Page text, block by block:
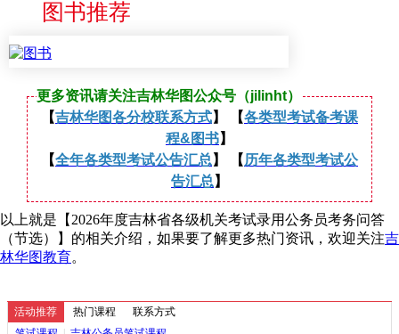
图书推荐
更多资讯请关注吉林华图公众号（jilinht）
【吉林华图各分校联系方式】 【各类型考试备考课
程&图书】
【全年各类型考试公告汇总 】 【 历年各类型考试公
告汇总 】
以上就是【2026年度吉林省各级机关考试录用公务员考务问答
（节选）】的相关介绍，如果要了解更多热门资讯，欢迎关注吉
林华图教育。
活动推荐 热门课程 联系方式